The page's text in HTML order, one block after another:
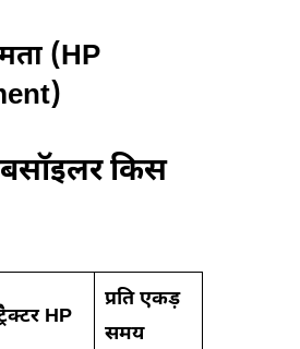
(HP
किस
HP
प्रति एकड़
समय